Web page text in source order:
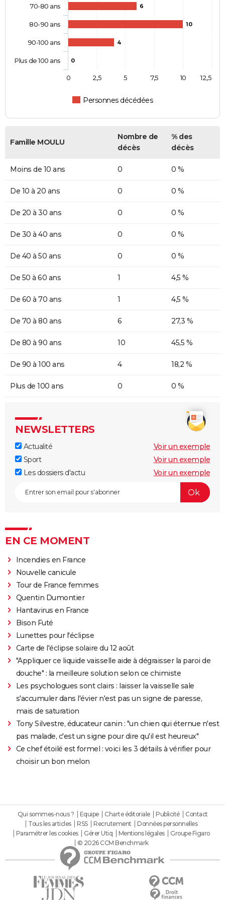
6
10
4
0
Personnes décédées
70-80 ans
80-90 ans
90-100 ans
Plus de 100 ans
0 10
2,5 5 7,5 12,5
Famille MOULU
Nombre de
décès
% des
décès
Moins de 10 ans 0 0 %
De 10 à 20 ans 0 0 %
De 20 à 30 ans 0 0 %
De 30 à 40 ans 0 0 %
De 40 à 50 ans 0 0 %
De 50 à 60 ans 1 4,5 %
De 60 à 70 ans 1 4,5 %
De 70 à 80 ans 6 27,3 %
De 80 à 90 ans 10 45,5 %
De 90 à 100 ans 4 18,2 %
Plus de 100 ans 0 0 %
NEWSLETTERS
Actualité
Voir un exemple
Sport
Voir un exemple
Les dossiers d'actu
Voir un exemple
EN CE MOMENT
Incendies en France
Nouvelle canicule
Tour de France femmes
Quentin Dumontier
Hantavirus en France
Bison Futé
Lunettes pour l'éclipse
Carte de l'éclipse solaire du 12 août
"Appliquer ce liquide vaisselle aide à dégraisser la paroi de
douche" : la meilleure solution selon ce chimiste
Les psychologues sont clairs : laisser la vaisselle sale
s'accumuler dans l'évier n'est pas un signe de paresse,
mais de saturation
Tony Silvestre, éducateur canin : "un chien qui éternue n'est
pas malade, c'est un signe pour dire qu'il est heureux"
Ce chef étoilé est formel : voici les 3 détails à vérifier pour
choisir un bon melon
Qui sommes-nous ? Equipe Charte éditoriale Publicité
Contact
Tous les articles
RSS Recrutement
Données personnelles
Paramétrer les cookies
Gérer Utiq Mentions légales
Groupe Figaro
© 2026 CCM Benchmark